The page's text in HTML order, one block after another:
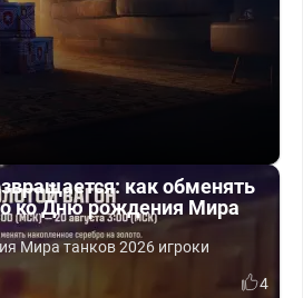
как обменять
ко Дню рождения Мира
Мира танков 2026 игроки
4